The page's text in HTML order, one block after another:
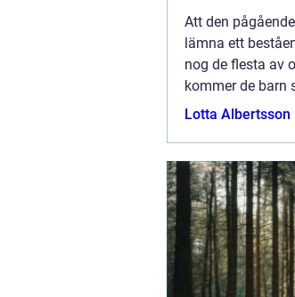
Att den
lämna ett
nog de flesta av
kommer de barn
då man just nu
Lotta Albertsson